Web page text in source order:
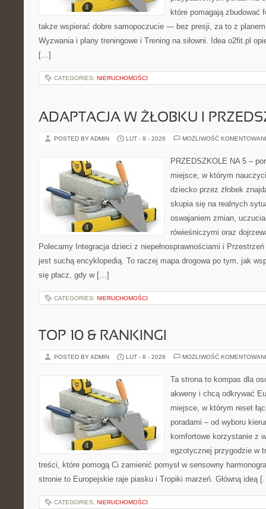
które pomagają zbudować
także wspierać dobre samopoczucie — bez presji, za to z
Wyzwania i plany treningowe i Trening na siłowni. Idea o2fit.pl
[…]
CATEGORIES: NIERUCHOMOŚCI
ADAPTACJA W ŻŁOBKU I
POSTED BY ADMIN LUT - 9 - 2026 MOŻLIWOŚĆ
PRZEDSZKOLE NA 5 –
miejsce, w którym
dziecko przez żłobek
skupia się na realnych
oswajaniem zmian,
rówieśniczymi oraz
Polecamy Integracja dzieci z niepełnosprawnościami i
jest suchą encyklopedią. To raczej mapa drogowa po tym, jak
się płacz, gdy w […]
CATEGORIES: NIERUCHOMOŚCI
TOP 10 & RANKINGI
POSTED BY ADMIN LUT - 8 - 2026 MOŻLIWOŚĆ
Ta strona to kompas dla
akweny i chcą odkrywać
miejsce, w którym reset
poradami – od wyboru
komfortowe korzystanie z
egzotycznej przygodzie w
treści, które pomogą Ci zamienić pomysł w sensowny
stronie to Europejskie raje piasku i Tropiki marzeń. Główną ideą
CATEGORIES: NIERUCHOMOŚCI